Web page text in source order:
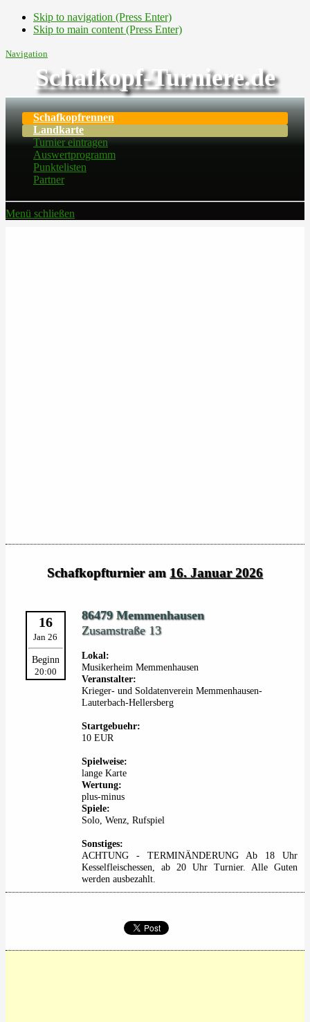
Skip to navigation (Press Enter)
Skip to main content (Press Enter)
Navigation
Schafkopf-Turniere.de
Schafkopfrennen
Landkarte
Turnier eintragen
Auswertprogramm
Punktelisten
Partner
Menü schließen
Schafkopfturnier am 16. Januar 2026
16
Jan 26
Beginn
20:00
86479 Memmenhausen
Zusamstraße 13
Lokal:
Musikerheim Memmenhausen
Veranstalter:
Krieger- und Soldatenverein Memmenhausen-
Lauterbach-Hellersberg
Startgebuehr:
10 EUR
Spielweise:
lange Karte
Wertung:
plus-minus
Spiele:
Solo, Wenz, Rufspiel
Sonstiges:
ACHTUNG - TERMINÄNDERUNG Ab 18 Uhr
Kesselfleischessen, ab 20 Uhr Turnier. Alle Guten
werden ausbezahlt.